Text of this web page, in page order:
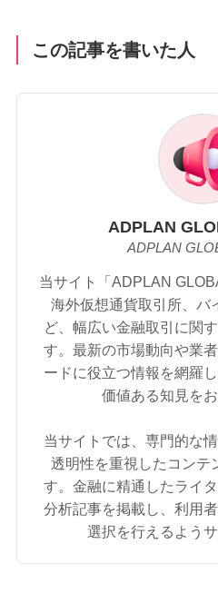
この記事を書いた人
ADPLAN
ADPLAN
当サイト「ADPLAN
海外仮想通貨取引所、バ
ど、幅広い金融取引に関
す。最新の市場動向や業
ードに役立つ情報を網羅
価値ある知見をお
当サイトでは、専門的な
透明性を重視したコンテ
す。金融に精通したライ
分析記事を掲載し、利用
選択を行えるよう